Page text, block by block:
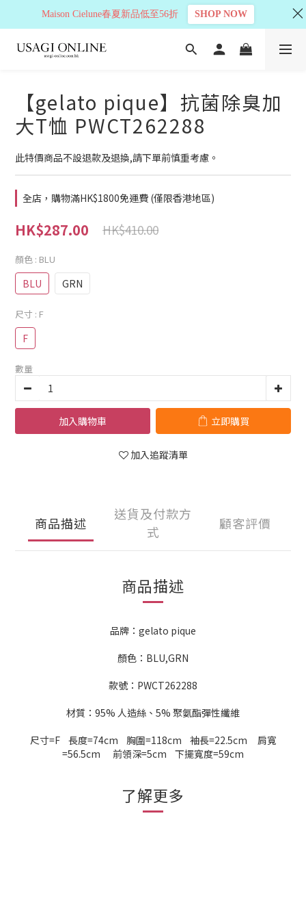
【gelato pique】抗菌除臭加
大T恤 PWCT262288
此特價商品不設退款及退換,請下單前慎重考慮。
全店，購物滿HK$1800免運費 (僅限香港地區)
HK$287.00 HK$410.00
顏色 : BLU
BLU GRN
尺寸 : F
F
數量
加入購物車 立即購買
加入追蹤清單
商品描述
送貨及付款方
式
顧客評價
商品描述
品牌：gelato pique
顏色：BLU,GRN
款號：PWCT262288
材質：95% 人造絲、5% 聚氨酯彈性纖維
尺寸=F 長度=74cm 胸圍=118cm 袖長=22.5cm 肩寬
=56.5cm 前領深=5cm 下擺寬度=59cm
了解更多
Maison Cielune春夏新品低至56折 SHOP NOW